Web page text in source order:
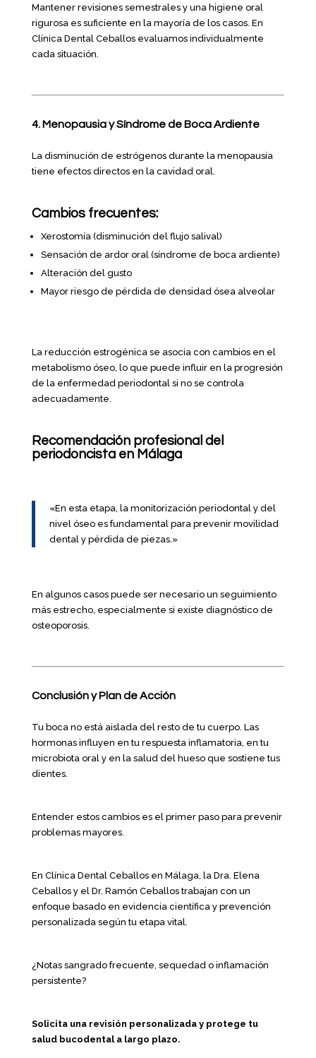
Mantener revisiones semestrales y una higiene oral
rigurosa es suficiente en la mayoría de los casos. En
Clínica Dental Ceballos evaluamos individualmente
cada situación.
4. Menopausia y Síndrome de Boca Ardiente
La disminución de estrógenos durante la menopausia
tiene efectos directos en la cavidad oral.
Cambios frecuentes:
Xerostomía (disminución del flujo salival)
Sensación de ardor oral (síndrome de boca ardiente)
Alteración del gusto
Mayor riesgo de pérdida de densidad ósea alveolar
La reducción estrogénica se asocia con cambios en el
metabolismo óseo, lo que puede influir en la progresión
de la enfermedad periodontal si no se controla
adecuadamente.
Recomendación profesional del
periodoncista en Málaga
«En esta etapa, la monitorización periodontal y del
nivel óseo es fundamental para prevenir movilidad
dental y pérdida de piezas.»
En algunos casos puede ser necesario un seguimiento
más estrecho, especialmente si existe diagnóstico de
osteoporosis.
Conclusión y Plan de Acción
Tu boca no está aislada del resto de tu cuerpo. Las
hormonas influyen en tu respuesta inflamatoria, en tu
microbiota oral y en la salud del hueso que sostiene tus
dientes.
Entender estos cambios es el primer paso para prevenir
problemas mayores.
En Clínica Dental Ceballos en Málaga, la Dra. Elena
Ceballos y el Dr. Ramón Ceballos trabajan con un
enfoque basado en evidencia científica y prevención
personalizada según tu etapa vital.
¿Notas sangrado frecuente, sequedad o inflamación
persistente?
Solicita una revisión personalizada y protege tu
salud bucodental a largo plazo.